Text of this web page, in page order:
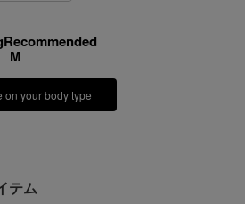
M
on your body type
テム